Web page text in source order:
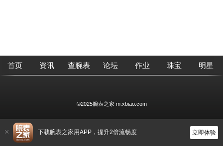
下载腕表之家用APP，提升2倍流畅度 立即体验
首页 资讯 查腕表 论坛 作业 珠宝 明星
©2025腕表之家 m.xbiao.com